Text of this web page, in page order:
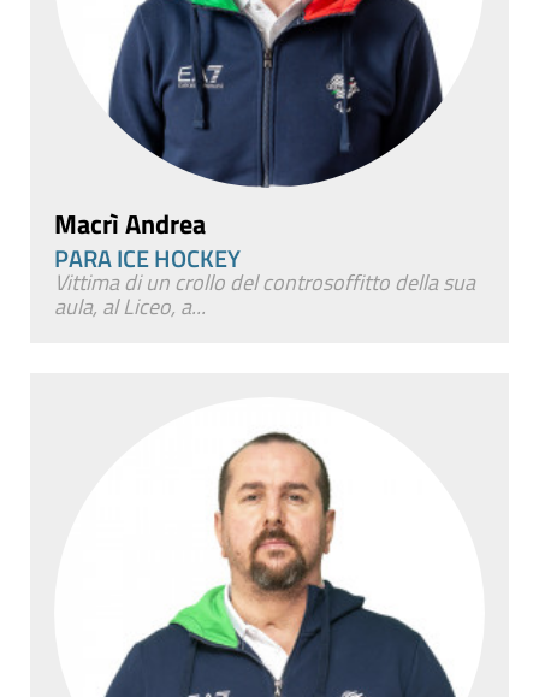
Macrì Andrea
PARA ICE HOCKEY
Vittima di un crollo del controsoffitto della sua
aula, al Liceo, a...